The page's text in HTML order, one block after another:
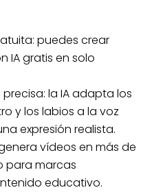
puedes crear
IA gratis en solo
la IA adapta los
y los labios a la voz
expresión realista.
vídeos en más de
para marcas
educativo.